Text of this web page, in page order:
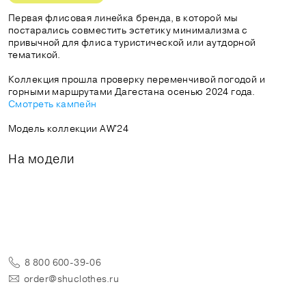
Первая флисовая линейка бренда, в которой мы
постарались совместить эстетику минимализма с
привычной для флиса туристической или аутдорной
тематикой.
Коллекция прошла проверку переменчивой погодой и
горными маршрутами Дагестана осенью 2024 года.
Смотреть кампейн
Модель коллекции AW'24
На модели
8 800 600-39-06
order@shuclothes.ru